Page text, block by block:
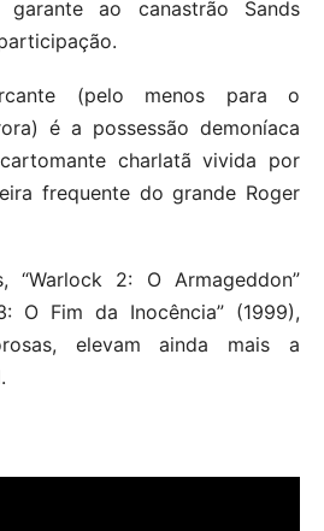
ao canastrão Sands
(pelo menos para o
é a possessão demoníaca
charlatã vivida por
frequente do grande Roger
“Warlock 2: O Armageddon”
O Fim da Inocência” (1999),
elevam ainda mais a